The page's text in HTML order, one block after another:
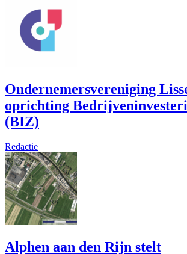
Ondernemersvereniging
oprichting
(BIZ)
Redactie
Alphen aan den Rijn stelt